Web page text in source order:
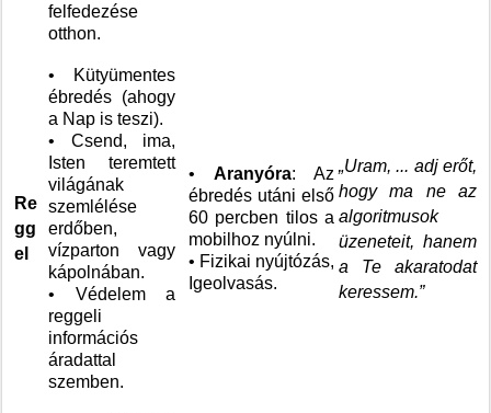
felfedezése
otthon.
Re
gg
el
• Kütyümentes
ébredés (ahogy
a Nap is teszi).
• Csend, ima,
Isten teremtett
világának
szemlélése
erdőben,
vízparton vagy
kápolnában.
• Védelem a
reggeli
információs
áradattal
szemben.
• Aranyóra: Az
ébredés utáni első
60 percben tilos a
mobilhoz nyúlni.
• Fizikai nyújtózás,
Igeolvasás.
„Uram, ... adj erőt,
hogy ma ne az
algoritmusok
üzeneteit, hanem
a Te akaratodat
keressem.”